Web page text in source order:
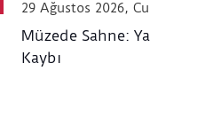
29 Ağustos 2026, Cumartesi
Müzede Sahne: Yakın
Kaybı